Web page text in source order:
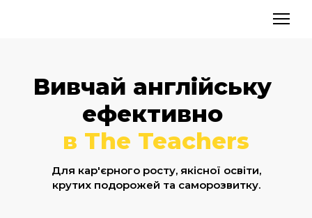
Вивчай англійську
ефективно
в The Teachers
Для кар'єрного росту, якісної освіти,
крутих подорожей та саморозвитку.